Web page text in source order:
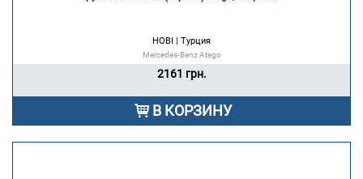
HOBI | Турция
Mercedes-Benz Atego
2161 грн.
В КОРЗИНУ